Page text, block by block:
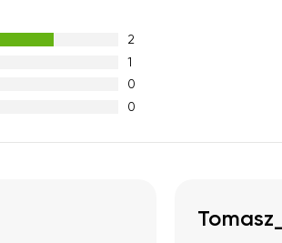
2
1
0
0
Tomasz_